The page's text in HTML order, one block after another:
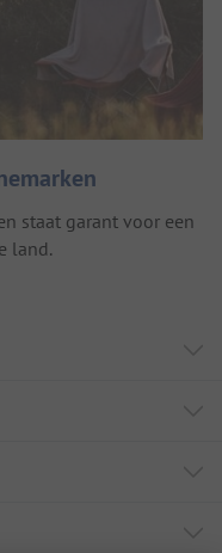
staat garant voor een
land.